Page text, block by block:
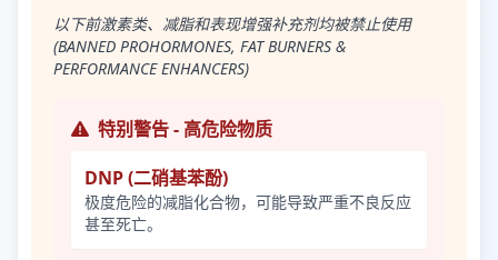
以下前激素类、减脂和表现增强补充剂均被禁止使用
(BANNED PROHORMONES, FAT BURNERS &
PERFORMANCE ENHANCERS)
特别警告 - 高危险物质
DNP (二硝基苯酚)
极度危险的减脂化合物，可能导致严重不良反应
甚至死亡。